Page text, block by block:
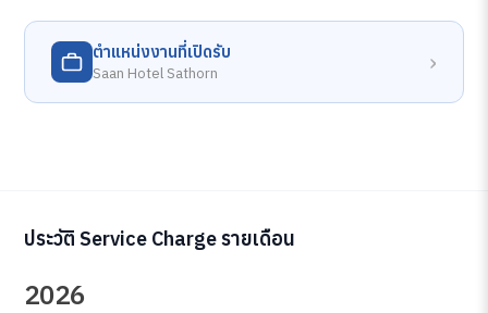
ตำแหน่งงานที่เปิดรับ
Saan Hotel Sathorn ›
ประวัติ Service Charge รายเดือน
2026